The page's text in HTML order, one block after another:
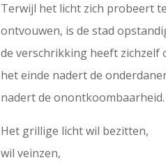
Terwijl het licht zich probeert te
ontvouwen, is de stad
de verschrikking heeft zichzelf
het einde nadert de
nadert de onontkoombaarheid.
Het grillige licht wil bezitten,
wil veinzen,